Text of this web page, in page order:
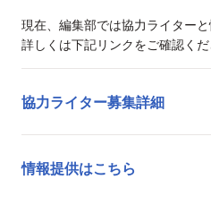
現在、編集部では協力ライター
詳しくは下記リンクをご確認くだ
協力ライター募集詳細
情報提供はこちら